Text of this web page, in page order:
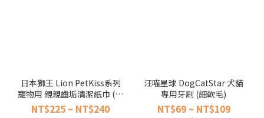
ANIBIO
德國家
日本獅王 Lion PetKiss系列
寵物用 親親齒垢清潔紙巾 (犬
貓 紙巾 齒垢 貓狗刷牙)
NT$225 ~ NT$240
汪喵星球 DogCatStar 犬貓
專用牙刷 (細軟毛)
NT$69 ~ NT$109